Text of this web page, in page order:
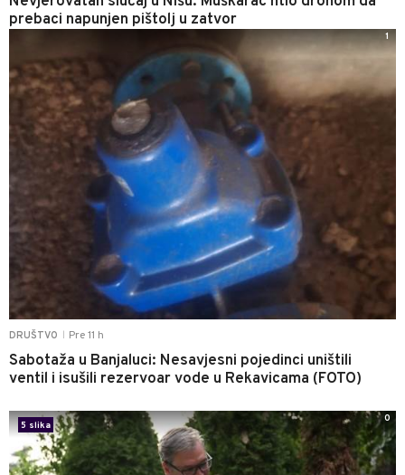
prebaci napunjen pištolj u zatvor
DRUŠTVO Pre 11 h
Sabotaža u Banjaluci: Nesavjesni pojedinci uništili
ventil i isušili rezervoar vode u Rekavicama (FOTO)
1
5 slika
0